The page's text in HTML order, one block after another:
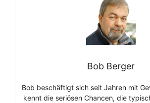
Bob Berger
Bob beschäftigt sich seit Jahren mit
kennt die seriösen Chancen, die